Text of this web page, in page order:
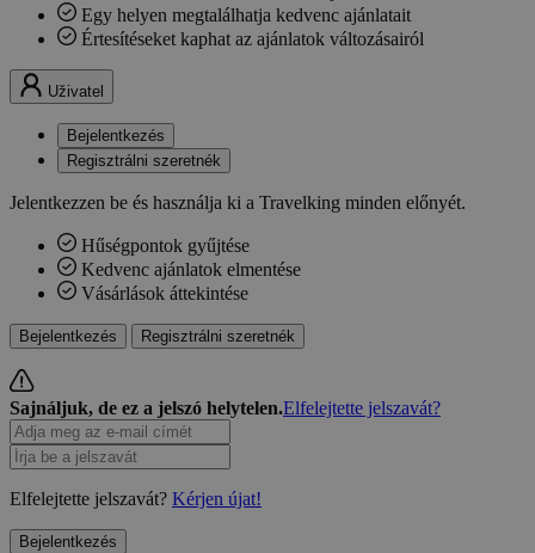
Egy helyen megtalálhatja kedvenc ajánlatait
Értesítéseket kaphat az ajánlatok változásairól
Uživatel
Bejelentkezés
Regisztrálni szeretnék
Jelentkezzen be és használja ki a Travelking minden előnyét.
Hűségpontok gyűjtése
Kedvenc ajánlatok elmentése
Vásárlások áttekintése
Bejelentkezés Regisztrálni szeretnék
Sajnáljuk, de ez a jelszó helytelen.Elfelejtette jelszavát?
Elfelejtette jelszavát? Kérjen újat!
Bejelentkezés